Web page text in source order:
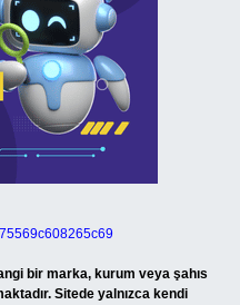
bir marka, kurum veya şahıs
Sitede yalnızca kendi